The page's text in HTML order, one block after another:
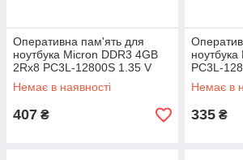
Оперативна пам'ять для
ноутбука Micron DDR3 4GB
2Rx8 PC3L-12800S 1.35 V
SODIMM (б/у)
Немає в наявності
407 ₴
PC3L-
(б/у)
Немає в
335 ₴